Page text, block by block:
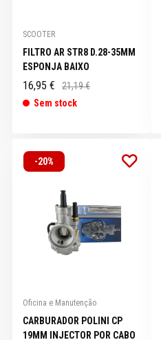
SCOOTER
FILTRO AR STR8 D.28-35MM
ESPONJA BAIXO
16,95 €
21,19 €
Sem stock
-20%
Oficina e Manutenção
CARBURADOR POLINI CP
19MM INJECTOR POR CABO